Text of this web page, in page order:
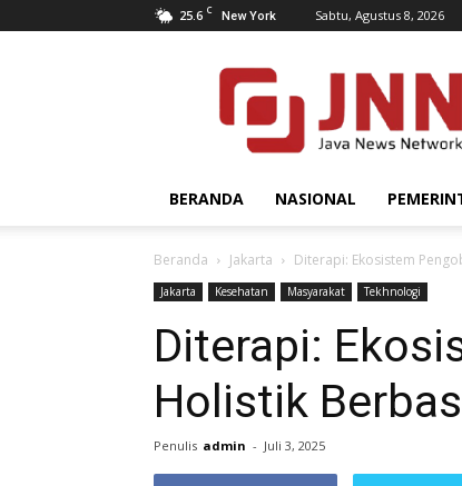
25.6 C New York Sabtu, Agustus 8, 2026
JNN.co.id
BERANDA NASIONAL
Beranda Jakarta Diterapi: Ekosistem
Jakarta Kesehatan Masyarakat Tekhnologi
Diterapi:
Holistik
Penulis admin - Juli 3, 2025